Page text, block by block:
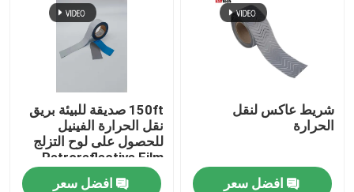
شريط عاكس لنقل
الحرارة
افضل سعر
150ft صديقة للبيئة بريق
نقل الحرارة الفينيل
للحصول على لوح التزلج
Retroreflective Film
الملابس
افضل سعر